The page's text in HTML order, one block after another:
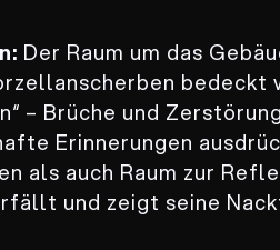
Der Raum um das
bedeckt
– Brüche und
Erinnerungen
als auch Raum zur
und zeigt seine